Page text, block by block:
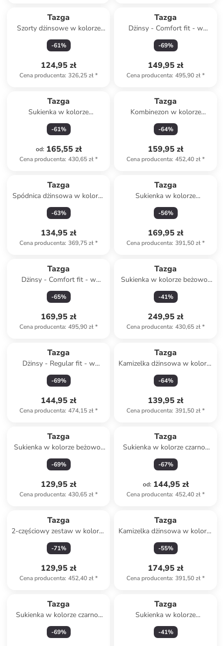
Tazga
Szorty dżinsowe w kolorze
czarnym
-61%
124,95 zł
Cena producenta: 326,25 zł*
Tazga
Dżinsy - Comfort fit - w
kolorze błękitnym
-69%
149,95 zł
Cena producenta: 495,90 zł*
Tazga
Sukienka w kolorze
bordowym
-61%
od: 165,55 zł
Cena producenta: 430,65 zł*
Tazga
Kombinezon w kolorze
zielonym
-64%
159,95 zł
Cena producenta: 452,40 zł*
Tazga
Spódnica dżinsowa w kolorze
błękitnym
-63%
134,95 zł
Cena producenta: 369,75 zł*
Tazga
Sukienka w kolorze
jasnozielonym
-56%
169,95 zł
Cena producenta: 391,50 zł*
Tazga
Dżinsy - Comfort fit - w
kolorze czarnym
-65%
169,95 zł
Cena producenta: 495,90 zł*
Tazga
Sukienka w kolorze beżowo-
czarnym
-41%
249,95 zł
Cena producenta: 430,65 zł*
Tazga
Dżinsy - Regular fit - w
kolorze granatowym
-69%
144,95 zł
Cena producenta: 474,15 zł*
Tazga
Kamizelka dżinsowa w kolorze
niebieskim
-64%
139,95 zł
Cena producenta: 391,50 zł*
Tazga
Sukienka w kolorze beżowo-
białym
-69%
129,95 zł
Cena producenta: 430,65 zł*
Tazga
Sukienka w kolorze czarno-
białym
-67%
od: 144,95 zł
Cena producenta: 452,40 zł*
Tazga
2-częściowy zestaw w kolorze
beżowym
-71%
129,95 zł
Cena producenta: 452,40 zł*
Tazga
Kamizelka dżinsowa w kolorze
błękitnym
-55%
174,95 zł
Cena producenta: 391,50 zł*
Tazga
Sukienka w kolorze czarno-
białym
-69%
Tazga
Sukienka w kolorze
jasnoróżowym
-41%